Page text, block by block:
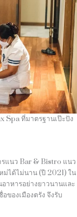
Spa ที่มาตรฐานเป๊ะปัง
แนว Bar & Bistro แนว
ม่ได้ไม่นาน (ปี 2021)ใน
าหารอย่างยาวนานและ
ของเมืองตรัง จึงรับ